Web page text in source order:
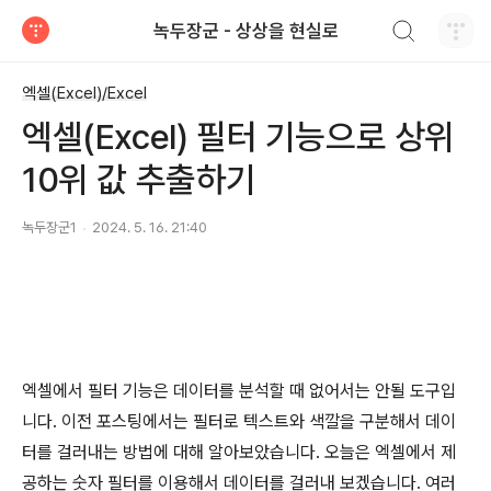
녹두장군 - 상상을 현실로
엑셀(Excel)/Excel
엑셀(Excel) 필터 기능으로 상위
10위 값 추출하기
녹두장군1 2024. 5. 16. 21:40
엑셀에서 필터 기능은 데이터를 분석할 때 없어서는 안될 도구입
니다. 이전 포스팅에서는 필터로 텍스트와 색깔을 구분해서 데이
터를 걸러내는 방법에 대해 알아보았습니다. 오늘은 엑셀에서 제
공하는 숫자 필터를 이용해서 데이터를 걸러내 보겠습니다. 여러